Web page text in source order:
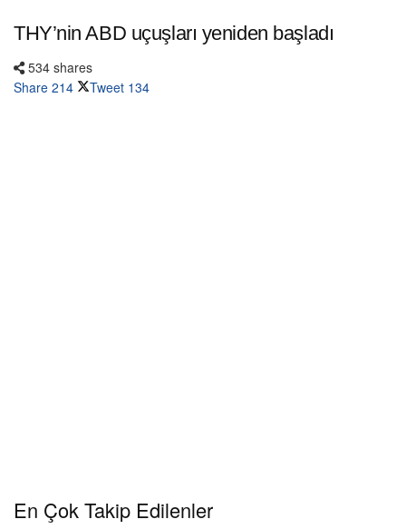
THY’nin ABD uçuşları yeniden başladı
534 shares
Share 214 Tweet 134
En Çok Takip Edilenler